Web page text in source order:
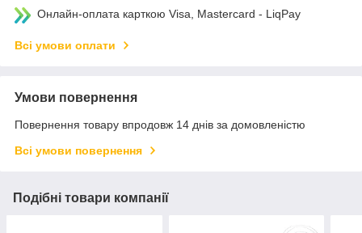
Онлайн-оплата карткою Visa, Mastercard - LiqPay
Всі умови оплати
Умови повернення
Повернення товару впродовж 14 днів за домовленістю
Всі умови повернення
Подібні товари компанії